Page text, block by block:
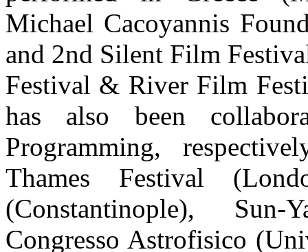
Michael Cacoyannis
and 2nd Silent Film
Festival & River Film
has also been
Programming,
Thames Festival
(Constantinople),
Congresso Astrofisico